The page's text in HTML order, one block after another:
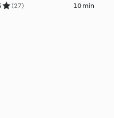
(27) 10 min